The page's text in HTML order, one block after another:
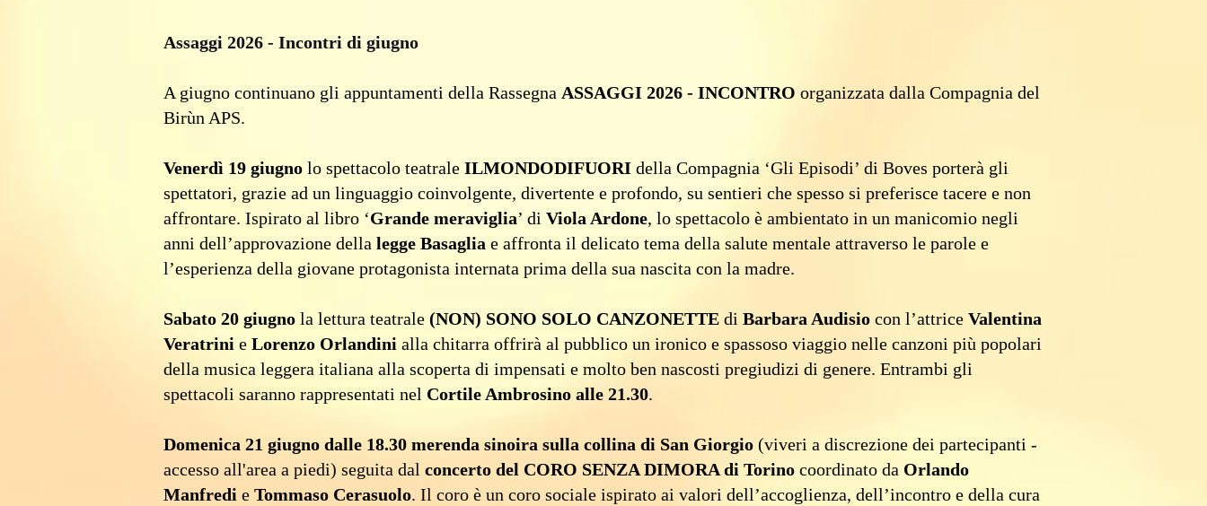
Assaggi 2026 - Incontri di giugno
A giugno continuano gli appuntamenti della Rassegna ASSAGGI 2026 - INCONTRO organizzata dalla Compagnia del
Birùn APS.
Venerdì 19 giugno lo spettacolo teatrale ILMONDODIFUORI della Compagnia ‘Gli Episodi’ di Boves porterà gli
spettatori, grazie ad un linguaggio coinvolgente, divertente e profondo, su sentieri che spesso si preferisce tacere e non
affrontare. Ispirato al libro ‘Grande meraviglia’ di Viola Ardone, lo spettacolo è ambientato in un manicomio negli
anni dell’approvazione della legge Basaglia e affronta il delicato tema della salute mentale attraverso le parole e
l’esperienza della giovane protagonista internata prima della sua nascita con la madre.
Sabato 20 giugno la lettura teatrale (NON) SONO SOLO CANZONETTE di Barbara Audisio con l’attrice Valentina
Veratrini e Lorenzo Orlandini alla chitarra offrirà al pubblico un ironico e spassoso viaggio nelle canzoni più popolari
della musica leggera italiana alla scoperta di impensati e molto ben nascosti pregiudizi di genere. Entrambi gli
spettacoli saranno rappresentati nel Cortile Ambrosino alle 21.30.
Domenica 21 giugno dalle 18.30 merenda sinoira sulla collina di San Giorgio (viveri a discrezione dei partecipanti -
accesso all'area a piedi) seguita dal concerto del CORO SENZA DIMORA di Torino coordinato da Orlando
Manfredi e Tommaso Cerasuolo. Il coro è un coro sociale ispirato ai valori dell’accoglienza, dell’incontro e della cura